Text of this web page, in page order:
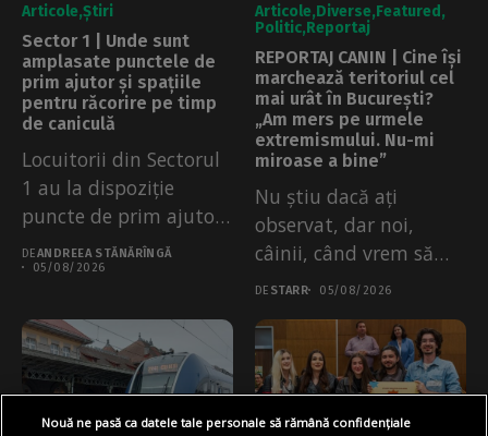
Articole Știri
Sector 1 | Unde sunt
amplasate punctele de
prim ajutor și spațiile
pentru răcorire pe timp
de caniculă
Locuitorii din Sectorul
1 au la dispoziție
puncte de prim ajutor,
apă...
DEANDREEA STĂNĂRÎNGĂ
05/08/2026
Articole Diverse Featured
Politic Reportaj
REPORTAJ CANIN | Cine își
marchează teritoriul cel
mai urât în București?
„Am mers pe urmele
extremismului. Nu-mi
miroase a bine”
Nu știu dacă ați
observat, dar noi,
câinii, când vrem să
lăsăm...
DE STARR 05/08/2026
Nouă ne pasă ca datele tale personale să rămână confidențiale